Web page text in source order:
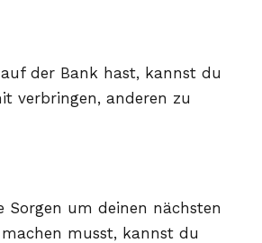
der Bank hast, kannst du
verbringen, anderen zu
Sorgen um deinen nächsten
musst, kannst du